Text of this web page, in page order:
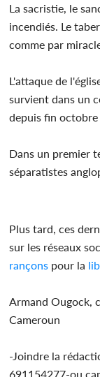
La sacristie, le
incendiés. Le
comme par
L'attaque de
survient dans un
depuis fin octobre
Dans un premier
séparatistes
Plus tard, ces
sur les réseaux
rançons pour la
Armand Ougock,
Cameroun
-Joindre la
691154277-ou